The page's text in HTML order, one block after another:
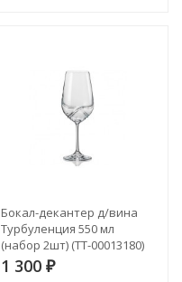
Бокал-декантер д/вина
Турбуленция 550 мл
(набор 2шт) (TT-00013180)
1 300 ₽